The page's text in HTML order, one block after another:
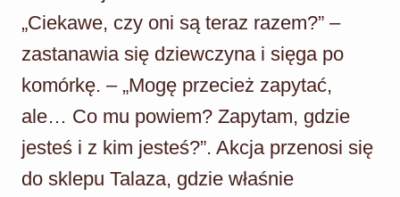
„Ciekawe, czy oni są teraz razem?” –
zastanawia się dziewczyna i sięga po
komórkę. – „Mogę przecież zapytać,
ale… Co mu powiem? Zapytam, gdzie
jesteś i z kim jesteś?”. Akcja przenosi się
do sklepu Talaza, gdzie właśnie